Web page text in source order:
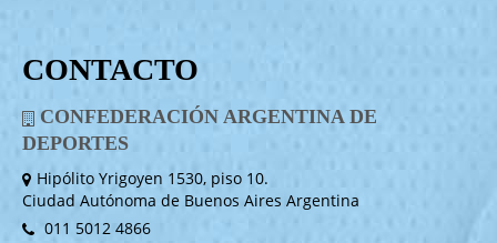
CONTACTO
CONFEDERACIÓN ARGENTINA DE
DEPORTES
Hipólito Yrigoyen 1530, piso 10.
Ciudad Autónoma de Buenos Aires Argentina
011 5012 4866